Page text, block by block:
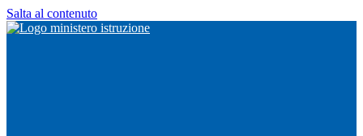
Salta al contenuto